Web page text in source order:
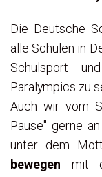
Die Deutsche
alle Schulen in
Schulsport
Paralympics zu
Auch wir vom
Pause" gerne
unter dem
bewegen mit